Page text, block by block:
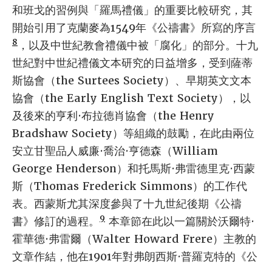
和班戈的習例與「羅馬禮儀」的重要比較研究，其
開始引用了克蘭麥為1549年《公禱書》所寫的序言
8 ，以及中世紀教會禮儀中被「腐化」的部分。十九
世紀對中世紀禮儀文本研究的日益增多，受到薩蒂
斯協會（the Surtees Society）、早期英文文本
協會（the Early English Text Society），以
及後來的亨利·布拉德肖協會（the Henry
Bradshaw Society）等組織的鼓勵，在此由兩位
安立甘聖品人威廉·喬治·亨德森（William
George Henderson）和托馬斯·弗雷德里克·西蒙
斯（Thomas Frederick Simmons）的工作代
表。西蒙斯尤其深度參與了十九世紀後期《公禱
書》修訂的過程。
9 本章節在此以一篇關於沃爾特·
霍華德·弗雷爾（Walter Howard Frere）主教的
文章作結，他在1901年對弗朗西斯·普羅克特的《公